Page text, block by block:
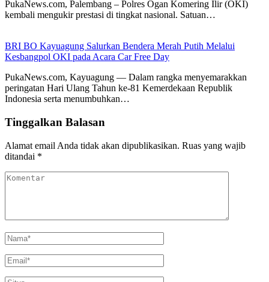
PukaNews.com, Palembang – Polres Ogan Komering Ilir (OKI)
kembali mengukir prestasi di tingkat nasional. Satuan…
BRI BO Kayuagung Salurkan Bendera Merah Putih Melalui
Kesbangpol OKI pada Acara Car Free Day
PukaNews.com, Kayuagung — Dalam rangka menyemarakkan
peringatan Hari Ulang Tahun ke-81 Kemerdekaan Republik
Indonesia serta menumbuhkan…
Tinggalkan Balasan
Alamat email Anda tidak akan dipublikasikan. Ruas yang wajib
ditandai *